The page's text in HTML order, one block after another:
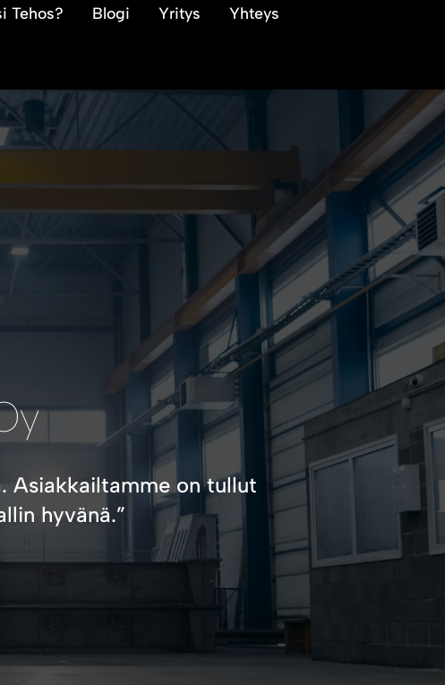
Tehos? Blogi Yritys Yhteys
Asiakkailtamme on tullut
hyvänä.”